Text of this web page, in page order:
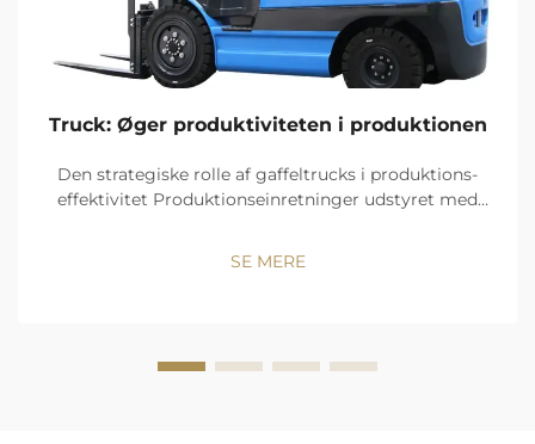
Truck: Øger produktiviteten i produktionen
Den strategiske rolle af gaffeltrucks i produktions-
effektivitet Produktionseinretninger udstyret med
manuelle operationer. Disse maskiner optimerer
SE MERE